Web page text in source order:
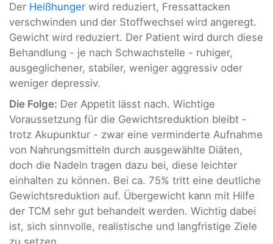
Der Heißhunger wird reduziert, Fressattacken
verschwinden und der Stoffwechsel wird angeregt.
Gewicht wird reduziert. Der Patient wird durch diese
Behandlung - je nach Schwachstelle - ruhiger,
ausgeglichener, stabiler, weniger aggressiv oder
weniger depressiv.
Die Folge: Der Appetit lässt nach. Wichtige
Voraussetzung für die Gewichtsreduktion bleibt -
trotz Akupunktur - zwar eine verminderte Aufnahme
von Nahrungsmitteln durch ausgewählte Diäten,
doch die Nadeln tragen dazu bei, diese leichter
einhalten zu können. Bei ca. 75% tritt eine deutliche
Gewichtsreduktion auf. Übergewicht kann mit Hilfe
der TCM sehr gut behandelt werden. Wichtig dabei
ist, sich sinnvolle, realistische und langfristige Ziele
zu setzen.